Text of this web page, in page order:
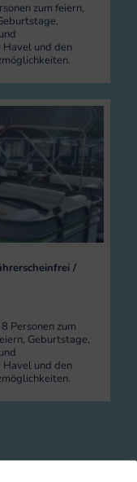
zum feiern,
und den
/
Personen zum
Geburtstage,
und den